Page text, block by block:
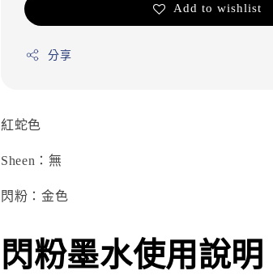
Add to wishlist
分享
紅蛇色
Sheen：無
閃粉：金色
閃粉墨水使用說明